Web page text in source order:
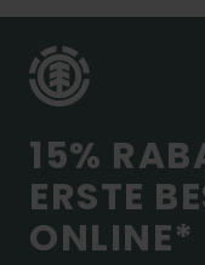
15%
ERSTE
ONLINE*